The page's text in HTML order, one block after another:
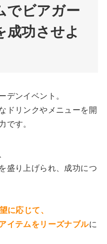
でビアガー
功させよ
ンイベント。
ドリンクやメニューを開
す。
盛り上げられ、成功につ
に応じて、
イテムをリーズナブルに